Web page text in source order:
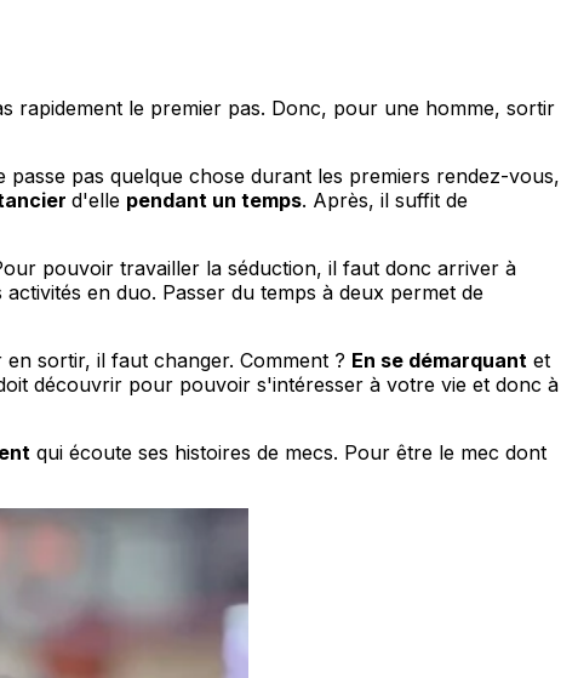
rapidement le premier pas. Donc, pour une homme, sortir
passe pas quelque chose durant les premiers rendez-vous,
d'elle pendant un temps. Après, il suffit de
pouvoir travailler la séduction, il faut donc arriver à
en duo. Passer du temps à deux permet de
sortir, il faut changer. Comment ? En se démarquant et
découvrir pour pouvoir s'intéresser à votre vie et donc à
qui écoute ses histoires de mecs. Pour être le mec dont